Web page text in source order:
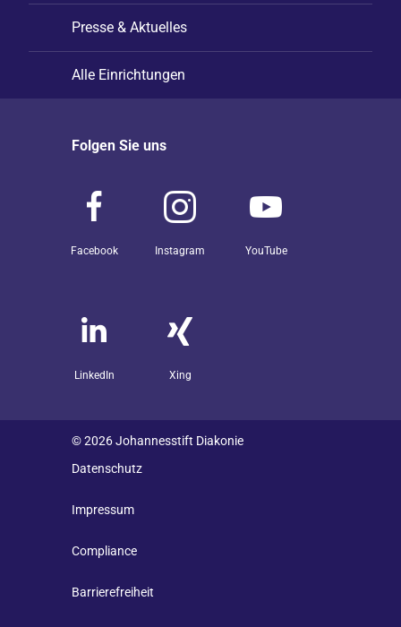
Presse & Aktuelles
Alle Einrichtungen
Folgen Sie uns
Facebook Instagram YouTube
LinkedIn Xing
© 2026 Johannesstift Diakonie
Datenschutz
Impressum
Compliance
Barrierefreiheit